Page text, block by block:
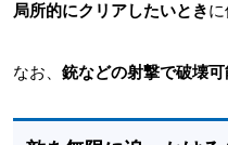
局所的にクリアしたいときに
なお、 銃などの射撃で破壊可